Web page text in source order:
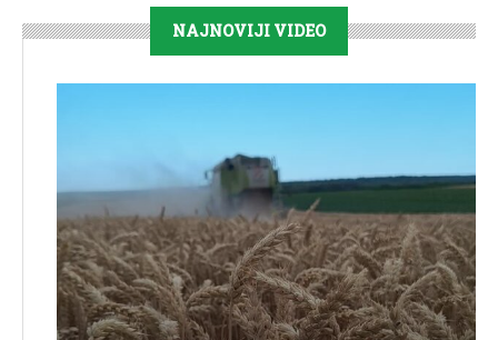
NAJNOVIJI VIDEO